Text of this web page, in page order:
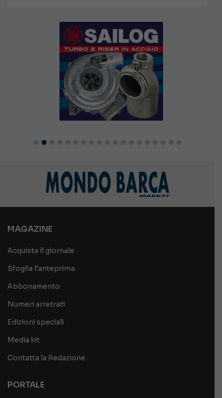
MAGAZINE
Acquista il giornale
Sfoglia l’anteprima
Abbonamento
Numeri arretrati
Edizioni speciali
Media kit
Contatta la Redazione
PORTALE